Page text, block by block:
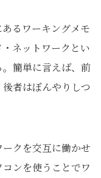
るワーキングメモ
ネットワークとい
簡単に言えば、前
者はぼんやりしつ
クを交互に働かせ
ンを使うことでワ